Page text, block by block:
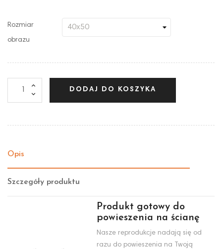
Rozmiar
obrazu
DODAJ DO KOSZYKA
Opis
Szczegóły produktu
Produkt gotowy do
powieszenia na ścianę
Nasze reprodukcje nadają się od
razu do powieszenia na Twoją